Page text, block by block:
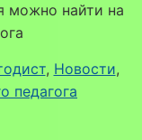
можно найти на
, Новости
педагога